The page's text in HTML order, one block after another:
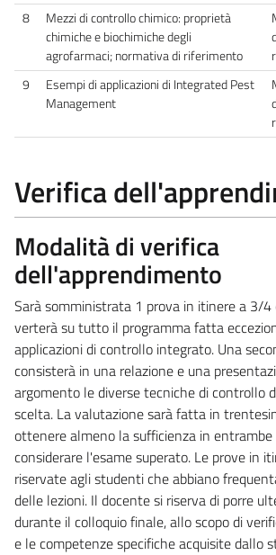
8
Mezzi di controllo chimico: proprietà
chimiche e biochimiche degli
agrofarmaci; normativa di riferimento
9
Esempi di applicazioni di Integrated Pest
Management
Verifica
Modalità di verifica
dell'apprendimento
Sarà somministrata 1 prova in itinere a 3/4
verterà su tutto il programma fatta
applicazioni di controllo integrato. Una
consisterà in una relazione e una
argomento le diverse tecniche di controllo
scelta. La valutazione sarà fatta in
ottenere almeno la sufficienza in
considerare l'esame superato. Le prove in
riservate agli studenti che abbiano
delle lezioni. Il docente si riserva di porre
durante il colloquio finale, allo scopo di
e le competenze specifiche acquisite dallo